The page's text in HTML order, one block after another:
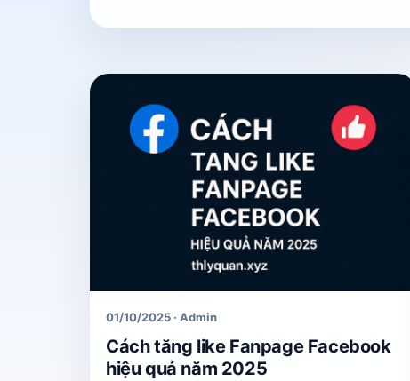
01/10/2025 · Admin
Cách tăng like Fanpage Facebook
hiệu quả năm 2025